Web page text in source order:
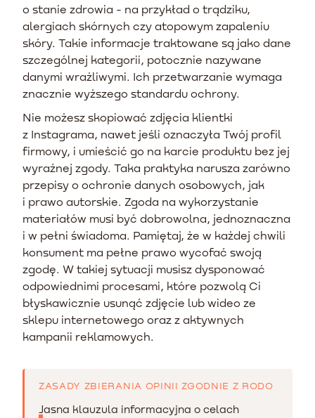
o stanie zdrowia - na przykład o trądziku,
alergiach skórnych czy atopowym zapaleniu
skóry. Takie informacje traktowane są jako dane
szczególnej kategorii, potocznie nazywane
danymi wrażliwymi. Ich przetwarzanie wymaga
znacznie wyższego standardu ochrony.
Nie możesz skopiować zdjęcia klientki
z Instagrama, nawet jeśli oznaczyła Twój profil
firmowy, i umieścić go na karcie produktu bez jej
wyraźnej zgody. Taka praktyka narusza zarówno
przepisy o ochronie danych osobowych, jak
i prawo autorskie. Zgoda na wykorzystanie
materiałów musi być dobrowolna, jednoznaczna
i w pełni świadoma. Pamiętaj, że w każdej chwili
konsument ma pełne prawo wycofać swoją
zgodę. W takiej sytuacji musisz dysponować
odpowiednimi procesami, które pozwolą Ci
błyskawicznie usunąć zdjęcie lub wideo ze
sklepu internetowego oraz z aktywnych
kampanii reklamowych.
ZASADY ZBIERANIA OPINII ZGODNIE Z RODO
Jasna klauzula informacyjna o celach